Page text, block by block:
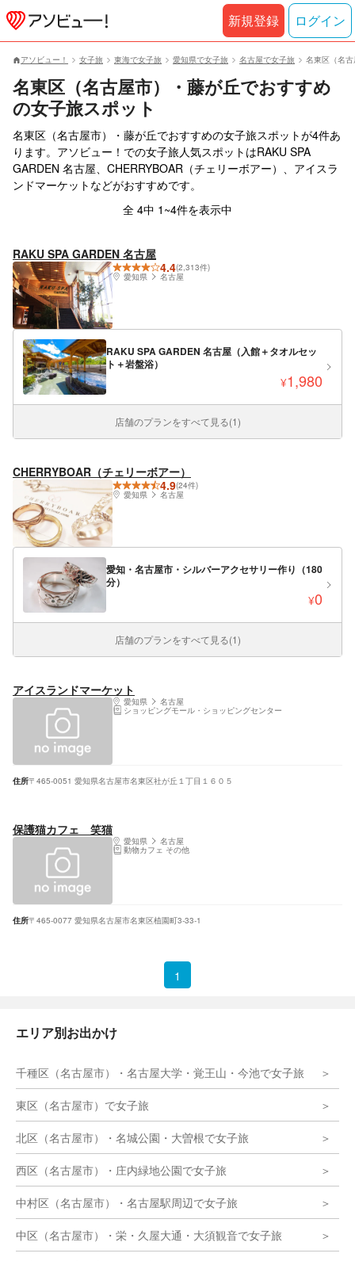
アソビュー！ 女子旅 東海で女子旅 愛知県で女子旅 名古屋で女子旅 名東区（名
名東区（名古屋市）・藤が丘でおすすめ
の女子旅スポット
名東区（名古屋市）・藤が丘でおすすめの女子旅スポットが4件あ
ります。アソビュー！での女子旅人気スポットはRAKU SPA
GARDEN 名古屋、CHERRYBOAR（チェリーボアー）、アイスラ
ンドマーケットなどがおすすめです。
全 4中 1~4件を表示中
RAKU SPA GARDEN 名古屋
4.4(2,313件)
愛知県
名古屋
RAKU SPA GARDEN 名古屋（入館＋タオルセッ
ト＋岩盤浴）
¥1,980
店舗のプランをすべて見る(1)
CHERRYBOAR（チェリーボアー）
4.9(24件)
愛知県
名古屋
愛知・名古屋市・シルバーアクセサリー作り（180
分）
¥0
店舗のプランをすべて見る(1)
アイスランドマーケット
愛知県 名古屋
ショッピングモール・ショッピングセンター
住所〒465-0051 愛知県名古屋市名東区社が丘１丁目１６０５
保護猫カフェ 笑猫
愛知県 名古屋
動物カフェ その他
住所〒465-0077 愛知県名古屋市名東区植園町3-33-1
1
エリア別お出かけ
千種区（名古屋市）・名古屋大学・覚王山・今池で女子旅
東区（名古屋市）で女子旅
北区（名古屋市）・名城公園・大曽根で女子旅
西区（名古屋市）・庄内緑地公園で女子旅
中村区（名古屋市）・名古屋駅周辺で女子旅
中区（名古屋市）・栄・久屋大通・大須観音で女子旅
新規登録 ログイン